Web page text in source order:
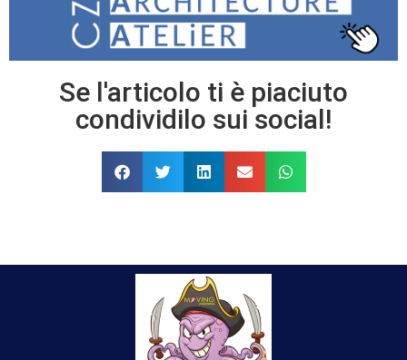
Se l'articolo ti è piaciuto
condividilo sui social!